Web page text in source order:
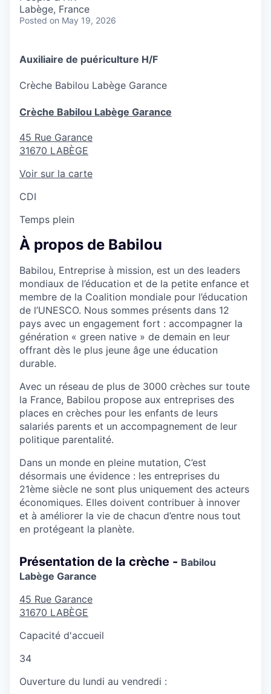
Labège, France
Posted on May 19, 2026
Auxiliaire de puériculture H/F
Crèche Babilou Labège Garance
Crèche Babilou Labège Garance
45 Rue Garance
31670 LABÈGE
Voir sur la carte
CDI
Temps plein
À propos de Babilou
Babilou, Entreprise à mission, est un des leaders
mondiaux de l’éducation et de la petite enfance et
membre de la Coalition mondiale pour l’éducation
de l’UNESCO. Nous sommes présents dans 12
pays avec un engagement fort : accompagner la
génération « green native » de demain en leur
offrant dès le plus jeune âge une éducation
durable.
Avec un réseau de plus de 3000 crèches sur toute
la France, Babilou propose aux entreprises des
places en crèches pour les enfants de leurs
salariés parents et un accompagnement de leur
politique parentalité.
Dans un monde en pleine mutation, C’est
désormais une évidence : les entreprises du
21ème siècle ne sont plus uniquement des acteurs
économiques. Elles doivent contribuer à innover
et à améliorer la vie de chacun d’entre nous tout
en protégeant la planète.
Présentation de la crèche - Babilou
Labège Garance
45 Rue Garance
31670 LABÈGE
Capacité d'accueil
34
Ouverture du lundi au vendredi :